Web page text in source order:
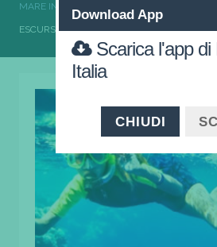
MARE IN ITALIA
ESCURSIONI E DIVERTIMENTI ISOLA DI
Download App
Scarica l'app di
Italia
CHIUDI